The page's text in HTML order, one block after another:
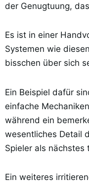
der Genugtuung,
Es ist in einer
Systemen wie
bisschen über sich
Ein Beispiel dafür
einfache
während ein
wesentliches Detail
Spieler als nächstes
Ein weiteres